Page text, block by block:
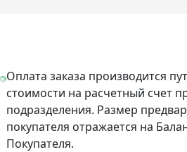
Оплата заказа производится
стоимости на расчетный счет
подразделения. Размер
покупателя отражается на
Покупателя.